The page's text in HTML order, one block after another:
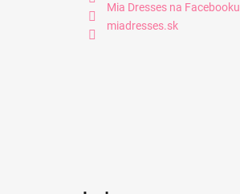
Mia Dresses na Facebooku
miadresses.sk